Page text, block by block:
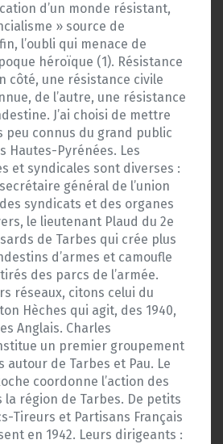
d’un monde résistant,
» source de
l’oubli qui menace de
héroïque (1). Résistance
côté, une résistance civile
de l’autre, une résistance
J’ai choisi de mettre
peu connus du grand public
Hautes-Pyrénées. Les
et syndicales sont diverses :
général de l’union
syndicats et des organes
le lieutenant Plaud du 2e
de Tarbes qui crée plus
d’armes et camoufle
des parcs de l’armée.
réseaux, citons celui du
Hèches qui agit, des 1940,
Anglais. Charles
un premier groupement
autour de Tarbes et Pau. Le
coordonne l’action des
la région de Tarbes. De petits
Tireurs et Partisans Français
en 1942. Leurs dirigeants :